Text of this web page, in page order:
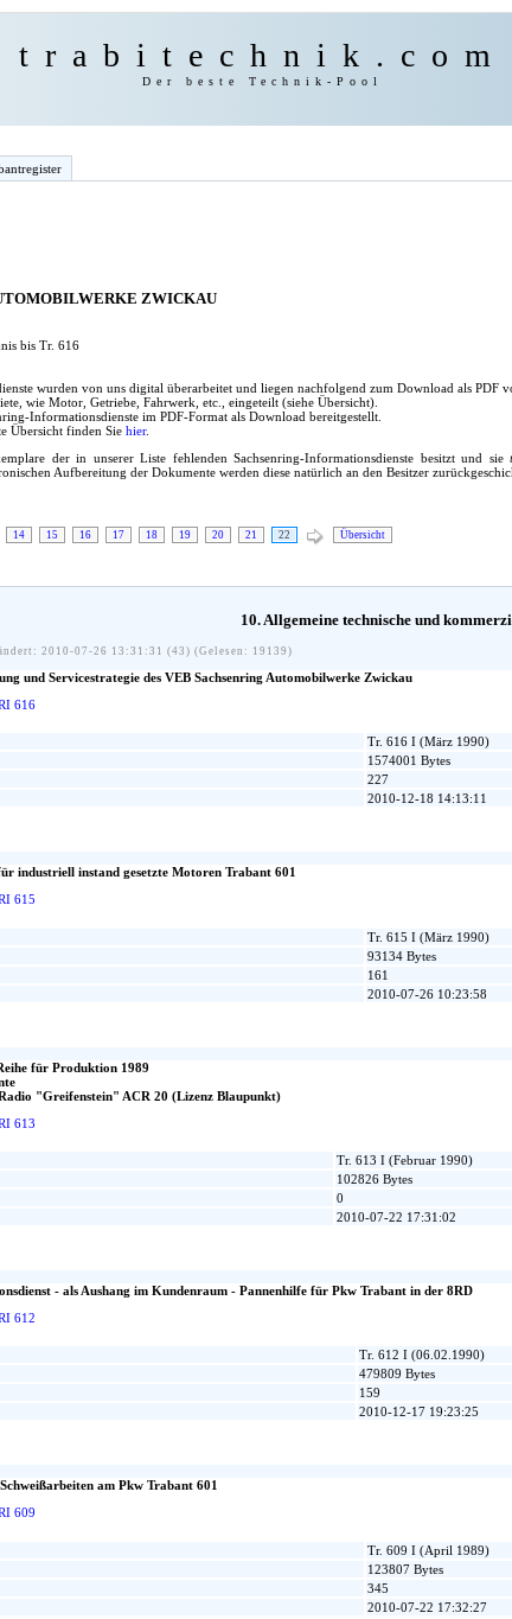
trabitechnik.com
Der beste Technik-Pool
ZWICKAU
bis Tr. 616
wurden von uns digital überarbeitet und liegen nachfolgend zum Download als
wie Motor, Getriebe, Fahrwerk, etc., eingeteilt (siehe Übersicht).
Informationsdienste im PDF-Format als Download bereitgestellt.
Übersicht finden Sie hier.
der in unserer Liste fehlenden Sachsenring-Informationsdienste besitzt und sie
Aufbereitung der Dokumente werden diese natürlich an den Besitzer
14 15 16 17 18 19 20 21 22 Übersicht
10. Allgemeine technische und
2010-07-26 13:31:31 (43) (Gelesen: 19139)
und Servicestrategie des VEB Sachsenring Automobilwerke Zwickau
616
Tr. 616 I (März 1990)
1574001 Bytes
227
2010-12-18 14:13:11
industriell instand gesetzte Motoren Trabant 601
615
Tr. 615 I (März 1990)
93134 Bytes
161
2010-07-26 10:23:58
für Produktion 1989
"Greifenstein" ACR 20 (Lizenz Blaupunkt)
613
Tr. 613 I (Februar 1990)
102826 Bytes
0
2010-07-22 17:31:02
- als Aushang im Kundenraum - Pannenhilfe für Pkw Trabant in der 8RD
612
Tr. 612 I (06.02.1990)
479809 Bytes
159
2010-12-17 19:23:25
am Pkw Trabant 601
609
Tr. 609 I (April 1989)
123807 Bytes
345
2010-07-22 17:32:27